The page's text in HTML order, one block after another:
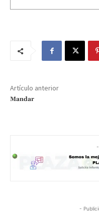
Artículo anterior
Mandar
-